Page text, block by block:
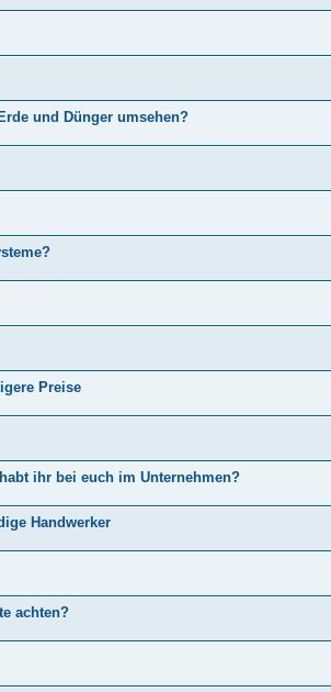
und Dünger umsehen?
Preise
ihr bei euch im Unternehmen?
Handwerker
achten?